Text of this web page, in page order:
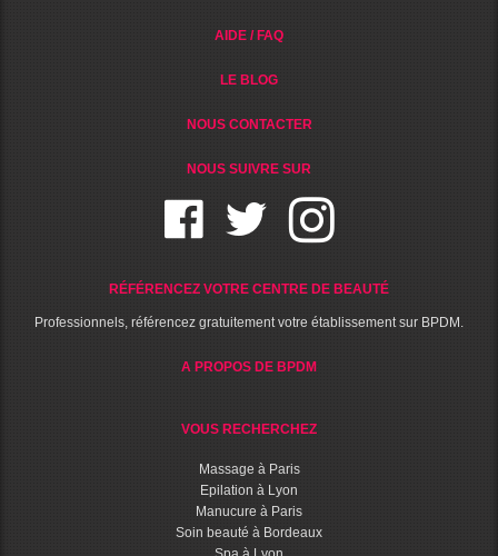
AIDE / FAQ
LE BLOG
NOUS CONTACTER
NOUS SUIVRE SUR
RÉFÉRENCEZ VOTRE CENTRE DE BEAUTÉ
Professionnels, référencez gratuitement votre établissement sur BPDM.
A PROPOS DE BPDM
VOUS RECHERCHEZ
Massage à Paris
Epilation à Lyon
Manucure à Paris
Soin beauté à Bordeaux